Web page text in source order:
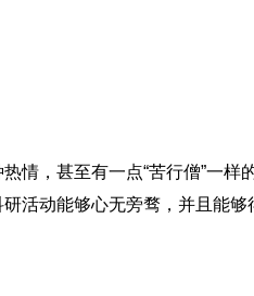
，甚至有一点“苦行僧”一样
活动能够心无旁骛，并且能够